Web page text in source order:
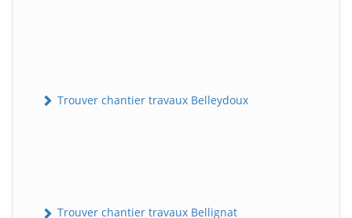
Trouver chantier travaux Belleydoux
Trouver chantier travaux Bellignat